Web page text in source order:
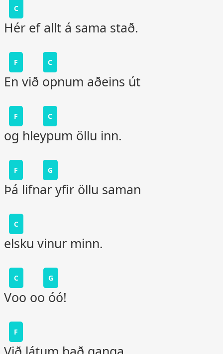
C
Hér ef allt á sama stað.
F C
En við opnum aðeins út
F C
og hleypum öllu inn.
F G
Þá lifnar yfir öllu saman
C
elsku vinur minn.
C G
Voo oo óó!
F